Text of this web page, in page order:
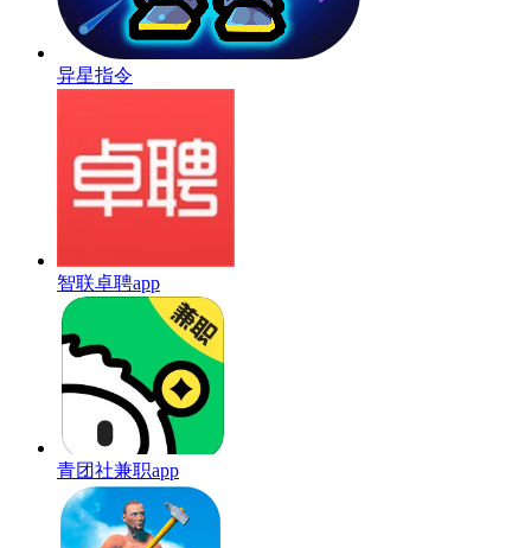
异星指令
智联卓聘app
青团社兼职app